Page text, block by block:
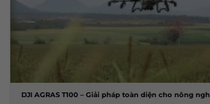
DJI AGRAS T100 – Giải pháp toàn diện cho nông